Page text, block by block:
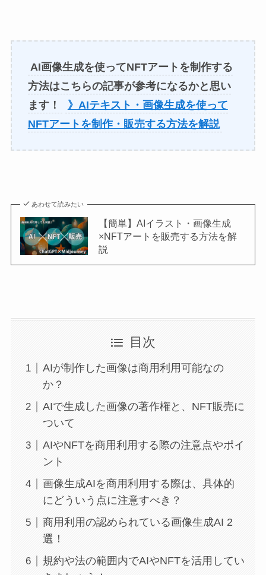
AI画像生成を使ってNFTアートを制作する
方法はこちらの記事が参考になるかと思い
ます！
》AIテキスト・画像生成を使って
NFTアートを制作・販売する方法を解説
あわせて読みたい
【簡単】AIイラスト・画像生成
×NFTアートを販売する方法を解
説
目次
AIが制作した画像は商用利用可能なの
か？
AIで生成した画像の著作権と、NFT販売に
ついて
AIやNFTを商用利用する際の注意点やポイ
ント
画像生成AIを商用利用する際は、具体的
にどういう点に注意すべき？
商用利用の認められている画像生成AI 2
選！
規約や法の範囲内でAIやNFTを活用してい